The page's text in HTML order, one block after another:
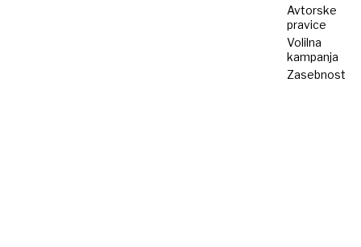
Avtorske
pravice
Volilna
kampanja
Zasebnost